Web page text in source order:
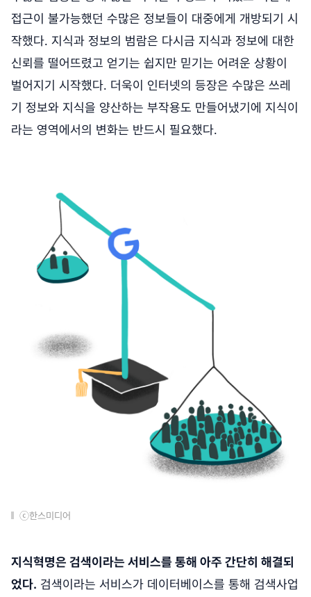
접근이 불가능했던 수많은 정보들이 대중에게 개방되기 시
작했다. 지식과 정보의 범람은 다시금 지식과 정보에 대한
신뢰를 떨어뜨렸고 얻기는 쉽지만 믿기는 어려운 상황이
벌어지기 시작했다. 더욱이 인터넷의 등장은 수많은 쓰레
기 정보와 지식을 양산하는 부작용도 만들어냈기에 지식이
라는 영역에서의 변화는 반드시 필요했다.
ⓒ한스미디어
지식혁명은 검색이라는 서비스를 통해 아주 간단히 해결되
었다. 검색이라는 서비스가 데이터베이스를 통해 검색사업